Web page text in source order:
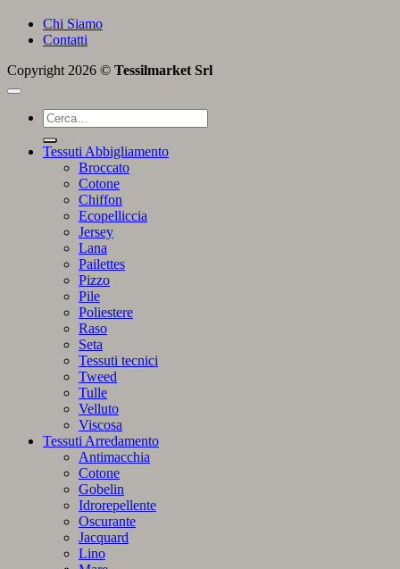
Chi Siamo
Contatti
Copyright 2026 © Tessilmarket Srl
Cerca:
Tessuti Abbigliamento
Broccato
Cotone
Chiffon
Ecopelliccia
Jersey
Lana
Pailettes
Pizzo
Pile
Poliestere
Raso
Seta
Tessuti tecnici
Tweed
Tulle
Velluto
Viscosa
Tessuti Arredamento
Antimacchia
Cotone
Gobelin
Idrorepellente
Oscurante
Jacquard
Lino